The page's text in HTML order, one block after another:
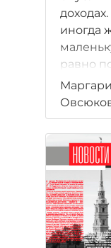
иногда
равно